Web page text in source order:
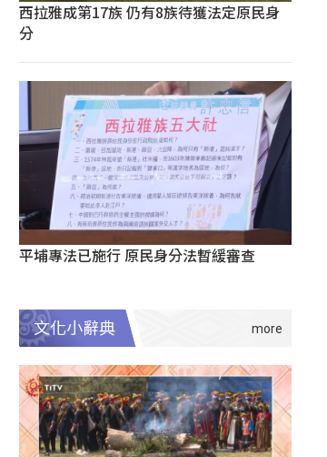
西拉雅成第17族 仍有8族待獲法定原民身
分
平埔專法已施行 原民身分法暫緩審查
文化小辭典